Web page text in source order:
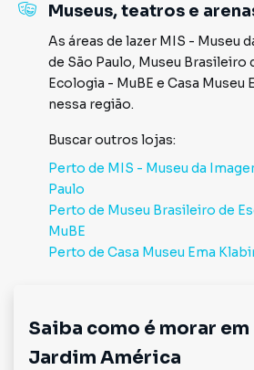
Museus, teatros e
As áreas de lazer MIS - Museu
de São Paulo, Museu Brasileiro
Ecologia - MuBE e Casa Museu
nessa região.
Buscar outros lojas:
Perto de MIS - Museu da
Paulo
Perto de Museu Brasileiro de
MuBE
Perto de Casa Museu Ema
Saiba como é morar em
Jardim América